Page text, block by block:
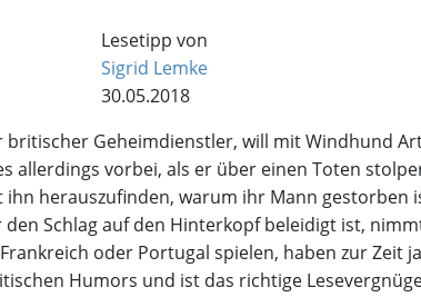
Lesetipp von
Sigrid Lemke
30.05.2018
britischer Geheimdienstler, will mit Windhund
allerdings vorbei, als er über einen Toten
herauszufinden, warum ihr Mann gestorben
Schlag auf den Hinterkopf beleidigt ist,
oder Portugal spielen, haben zur Zeit
Humors und ist das richtige